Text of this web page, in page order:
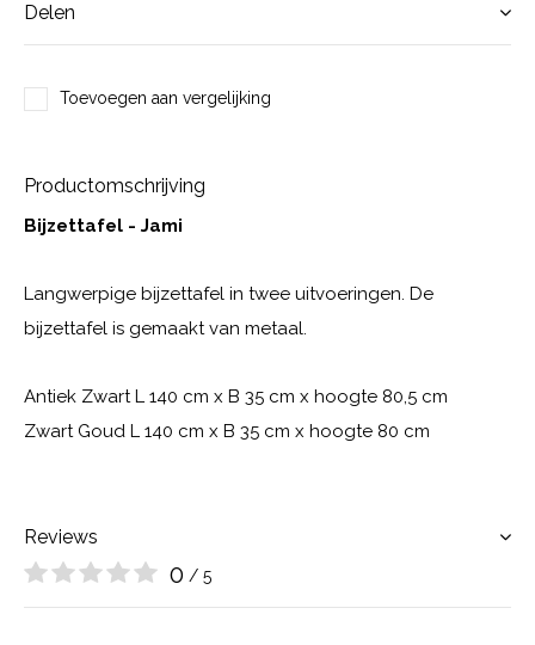
Delen
Toevoegen aan vergelijking
Productomschrijving
Bijzettafel - Jami
Langwerpige bijzettafel in twee uitvoeringen. De
bijzettafel is gemaakt van metaal.
Antiek Zwart L 140 cm x B 35 cm x hoogte 80,5 cm
Zwart Goud L 140 cm x B 35 cm x hoogte 80 cm
Reviews
0 / 5